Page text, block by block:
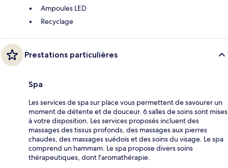
Ampoules LED
Recyclage
Prestations particulières
Spa
Les services de spa sur place vous permettent de savourer un
moment de détente et de douceur. 6 salles de soins sont mises
à votre disposition. Les services proposés incluent des
massages des tissus profonds, des massages aux pierres
chaudes, des massages suédois et des soins du visage. Le spa
comprend un hammam. Le spa propose divers soins
thérapeutiques, dont l'aromathérapie.